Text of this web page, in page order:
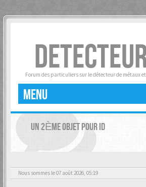
Forum des particuliers sur le détecteur de métaux
MENU
UN 2ÈME OBJET POUR ID
Nous sommes le 07 août 2026, 05:19